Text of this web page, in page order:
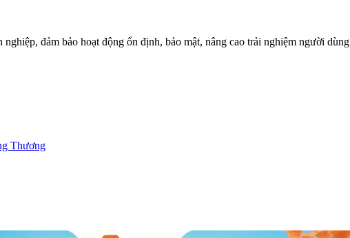
đảm bảo hoạt động ổn định, bảo mật, nâng cao trải nghiệm người dùng
Thương